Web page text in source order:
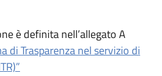
è definita nell’allegato A
di Trasparenza nel servizio di